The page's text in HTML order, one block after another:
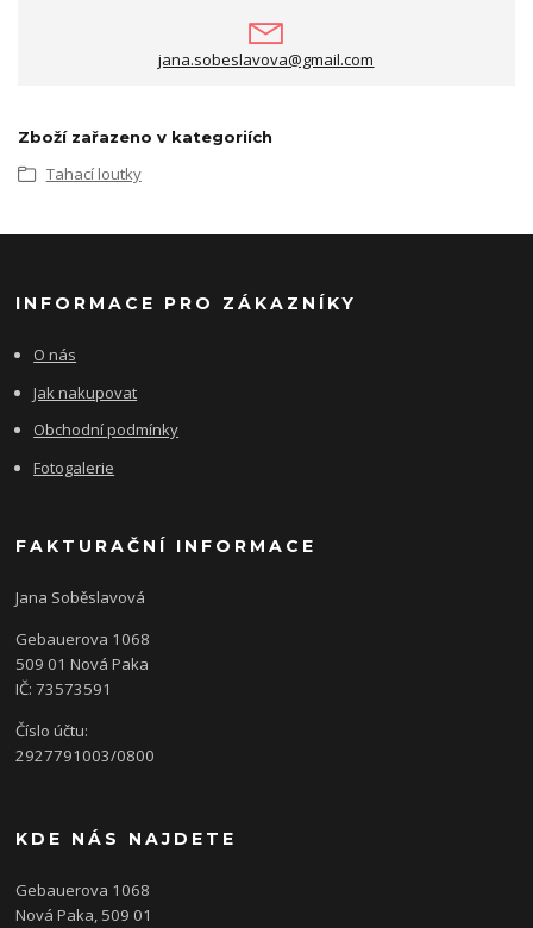
jana.sobeslavova@gmail.com
Zboží zařazeno v kategoriích
Tahací loutky
INFORMACE PRO ZÁKAZNÍKY
O nás
Jak nakupovat
Obchodní podmínky
Fotogalerie
FAKTURAČNÍ INFORMACE
Jana Soběslavová
Gebauerova 1068
509 01 Nová Paka
IČ: 73573591
Číslo účtu:
2927791003/0800
KDE NÁS NAJDETE
Gebauerova 1068
Nová Paka, 509 01